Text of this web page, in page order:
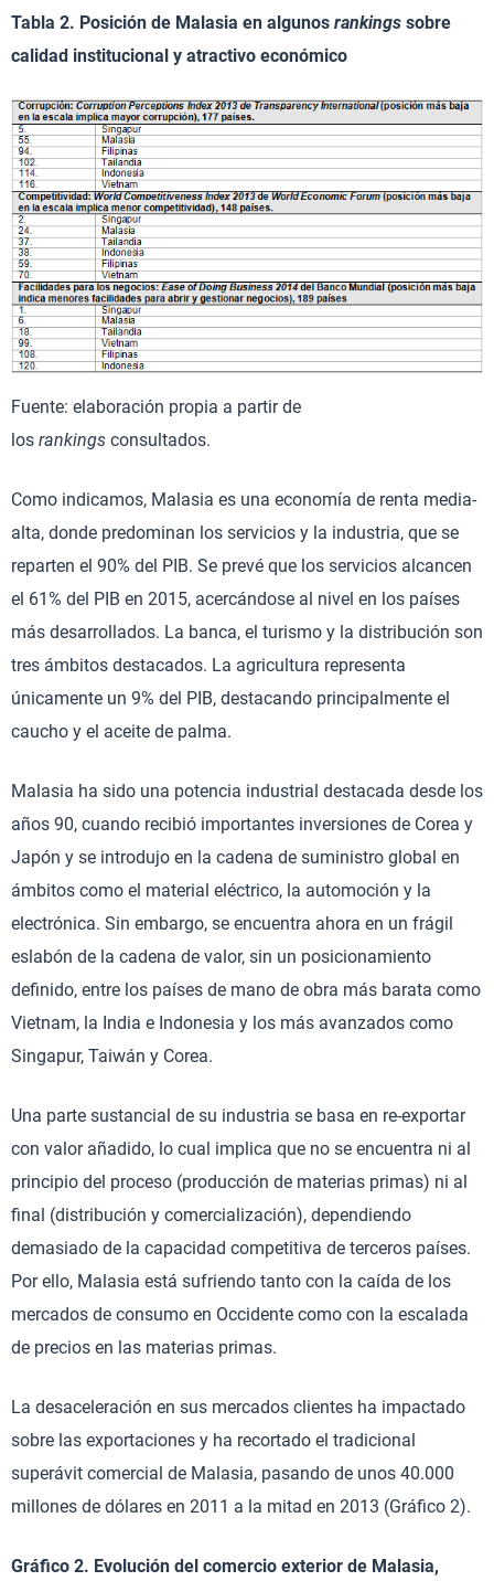
Tabla 2. Posición de Malasia en algunos rankings sobre
calidad institucional y atractivo económico
Fuente: elaboración propia a partir de
los rankings consultados.
Como indicamos, Malasia es una economía de renta media-
alta, donde predominan los servicios y la industria, que se
reparten el 90% del PIB. Se prevé que los servicios alcancen
el 61% del PIB en 2015, acercándose al nivel en los países
más desarrollados. La banca, el turismo y la distribución son
tres ámbitos destacados. La agricultura representa
únicamente un 9% del PIB, destacando principalmente el
caucho y el aceite de palma.
Malasia ha sido una potencia industrial destacada desde los
años 90, cuando recibió importantes inversiones de Corea y
Japón y se introdujo en la cadena de suministro global en
ámbitos como el material eléctrico, la automoción y la
electrónica. Sin embargo, se encuentra ahora en un frágil
eslabón de la cadena de valor, sin un posicionamiento
definido, entre los países de mano de obra más barata como
Vietnam, la India e Indonesia y los más avanzados como
Singapur, Taiwán y Corea.
Una parte sustancial de su industria se basa en re-exportar
con valor añadido, lo cual implica que no se encuentra ni al
principio del proceso (producción de materias primas) ni al
final (distribución y comercialización), dependiendo
demasiado de la capacidad competitiva de terceros países.
Por ello, Malasia está sufriendo tanto con la caída de los
mercados de consumo en Occidente como con la escalada
de precios en las materias primas.
La desaceleración en sus mercados clientes ha impactado
sobre las exportaciones y ha recortado el tradicional
superávit comercial de Malasia, pasando de unos 40.000
millones de dólares en 2011 a la mitad en 2013 (Gráfico 2).
Gráfico 2. Evolución del comercio exterior de Malasia,